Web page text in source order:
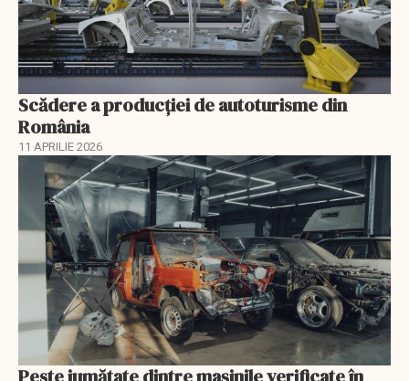
Scădere a producţiei de autoturisme din
România
11 APRILIE 2026